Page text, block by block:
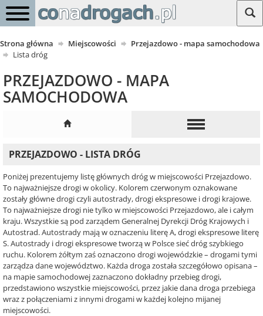
Strona główna Miejscowości
Przejazdowo - mapa samochodowa
Lista dróg
PRZEJAZDOWO - MAPA
SAMOCHODOWA
PRZEJAZDOWO - LISTA DRÓG
Poniżej prezentujemy listę głównych dróg w miejscowości Przejazdowo.
To najważniejsze drogi w okolicy. Kolorem czerwonym oznakowane
zostały główne drogi czyli autostrady, drogi ekspresowe i drogi krajowe.
To najważniejsze drogi nie tylko w miejscowości Przejazdowo, ale i całym
kraju. Wszystkie są pod zarządem Generalnej Dyrekcji Dróg Krajowych i
Autostrad. Autostrady mają w oznaczeniu literę A, drogi ekspresowe literę
S. Autostrady i drogi ekspresowe tworzą w Polsce sieć dróg szybkiego
ruchu. Kolorem żółtym zaś oznaczono drogi wojewódzkie – drogami tymi
zarządza dane województwo. Każda droga została szczegółowo opisana –
na mapie samochodowej zaznaczono dokładny przebieg drogi,
przedstawiono wszystkie miejscowości, przez jakie dana droga przebiega
wraz z połączeniami z innymi drogami w każdej kolejno mijanej
miejscowości.